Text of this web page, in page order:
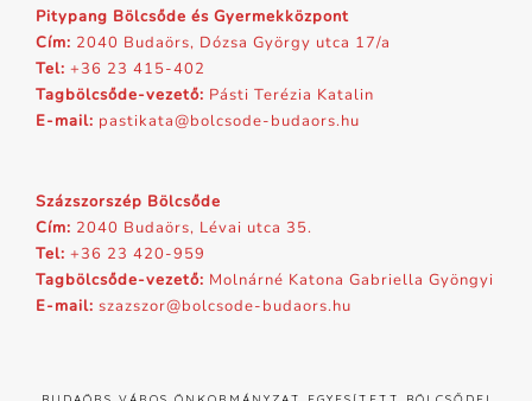
Pitypang Bölcsőde és Gyermekközpont
Cím: 2040 Budaörs, Dózsa György utca 17/a
Tel: +36 23 415-402
Tagbölcsőde-vezető: Pásti Terézia Katalin
E-mail: pastikata@bolcsode-budaors.hu
Százszorszép Bölcsőde
Cím: 2040 Budaörs, Lévai utca 35.
Tel: +36 23 420-959
Tagbölcsőde-vezető: Molnárné Katona Gabriella Gyöngyi
E-mail: szazszor@bolcsode-budaors.hu